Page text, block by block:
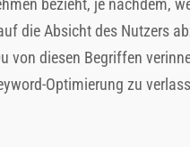
bezieht, je nachdem,
die Absicht des Nutzers
von diesen Begriffen
Optimierung zu